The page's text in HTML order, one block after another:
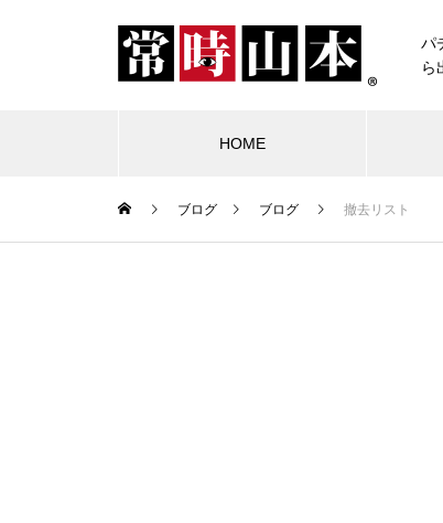
パ
ら
HOME
ブログ 常時山本 物件
ブログ ブログ 撤去リスト